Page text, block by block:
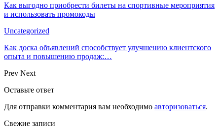
Как выгодно приобрести билеты на спортивные мероприятия
и использовать промокоды
Uncategorized
Как доска объявлений способствует улучшению клиентского
опыта и повышению продаж:…
Prev Next
Оставьте ответ
Для отправки комментария вам необходимо авторизоваться.
Свежие записи